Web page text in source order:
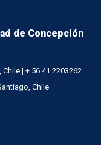
de Concepción
| + 56 41 2203262
Chile